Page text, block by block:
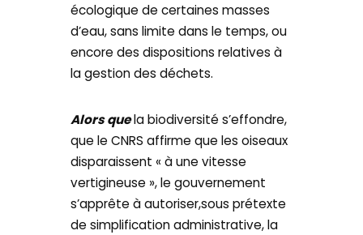
écologique de certaines masses
d’eau, sans limite dans le temps, ou
encore des dispositions relatives à
la gestion des déchets.
Alors quela biodiversité s’effondre,
que le CNRS affirme que les oiseaux
disparaissent « à une vitesse
vertigineuse », le gouvernement
s’apprête à autoriser,sous prétexte
de simplification administrative, la